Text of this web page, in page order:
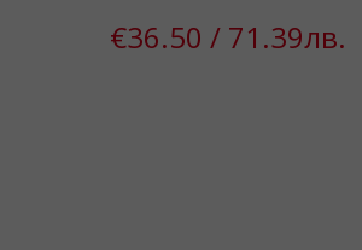
€36.50 / 71.39лв.